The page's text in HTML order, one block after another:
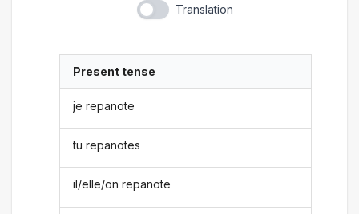
Translation
Present tense
je repanote
tu repanotes
il/elle/on repanote